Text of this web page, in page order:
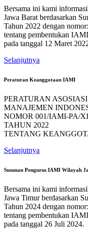
Bersama ini kami
Jawa Barat berdasarkan
Tahun 2022 dengan
tentang pembentukan
pada tanggal 12 Maret
Selanjutnya
Peraturan Keanggotaan IAMI
PERATURAN
MANAJEMEN
NOMOR 001/IAMI-PA/
TAHUN 2022
TENTANG
Selanjutnya
Susunan Pengurus IAMI Wilayah
Bersama ini kami
Jawa Timur berdasarkan
Tahun 2024 dengan
tentang pembentukan
pada tanggal 26 Juli 2024.